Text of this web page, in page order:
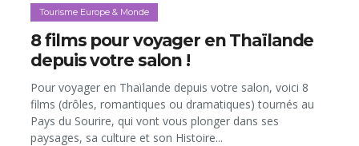
Tourisme Europe & Monde
8 films pour voyager en Thaïlande
depuis votre salon !
Pour voyager en Thaïlande depuis votre salon, voici 8
films (drôles, romantiques ou dramatiques) tournés au
Pays du Sourire, qui vont vous plonger dans ses
paysages, sa culture et son Histoire...